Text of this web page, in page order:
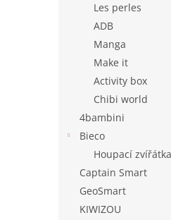
Les perles
ADB
Manga
Make it
Activity box
Chibi world
4bambini
Bieco
Houpací zvířátka
Captain Smart
GeoSmart
KIWIZOU